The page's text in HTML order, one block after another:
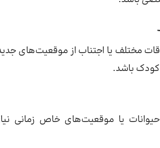
مختلف یا اجتناب از موقعیت‌های
کودک باشد.
حیوانات یا موقعیت‌های خاص زمانی